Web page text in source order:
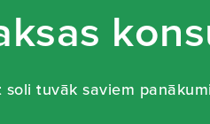
tuvāk saviem